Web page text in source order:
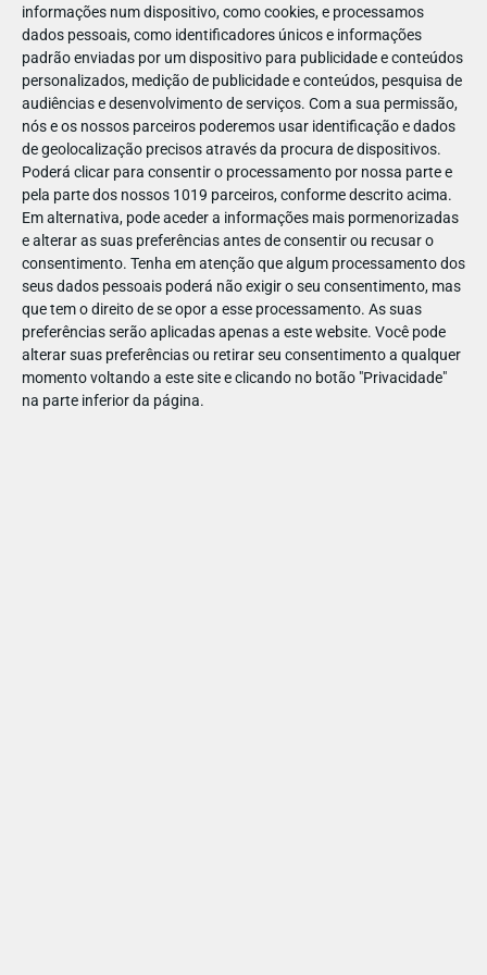
informações num dispositivo, como cookies, e processamos
dados pessoais, como identificadores únicos e informações
padrão enviadas por um dispositivo para publicidade e conteúdos
personalizados, medição de publicidade e conteúdos, pesquisa de
audiências e desenvolvimento de serviços. Com a sua permissão,
nós e os nossos parceiros poderemos usar identificação e dados
de geolocalização precisos através da procura de dispositivos.
Poderá clicar para consentir o processamento por nossa parte e
pela parte dos nossos 1019 parceiros, conforme descrito acima.
Em alternativa, pode aceder a informações mais pormenorizadas
e alterar as suas preferências antes de consentir ou recusar o
consentimento. Tenha em atenção que algum processamento dos
seus dados pessoais poderá não exigir o seu consentimento, mas
que tem o direito de se opor a esse processamento. As suas
preferências serão aplicadas apenas a este website. Você pode
alterar suas preferências ou retirar seu consentimento a qualquer
momento voltando a este site e clicando no botão "Privacidade"
na parte inferior da página.
🙋‍♀️ 7 aos 13 anos
🤖 Oficina da Arte e Robótica:
dispositivos robóticos criativos -
ArtBot
Vamos desenvolver mecanismos e sistemas robóticos que
nos permitam expressar artisticamente, através do desenho,
do som, da luz e do movimento. Com inspiração nas